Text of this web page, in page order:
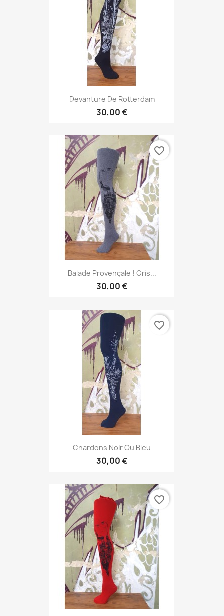
Devanture De Rotterdam
30,00 €
Balade Provençale ! Gris...
30,00 €
favorite_border
Chardons Noir Ou Bleu
30,00 €
favorite_border
favorite_border